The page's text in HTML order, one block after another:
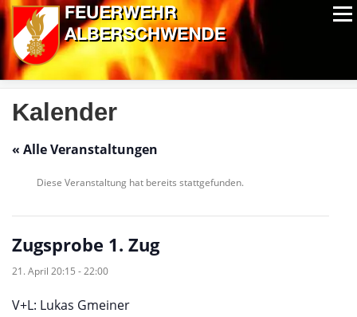
Zum
Inhalt
springen
Menü
ALPIN-NASSWETTBEWERB MITGLIEDER
Kalender
« Alle Veranstaltungen
Diese Veranstaltung hat bereits stattgefunden.
Zugsprobe 1. Zug
21. April 20:15 -22:00
V+L: Lukas Gmeiner